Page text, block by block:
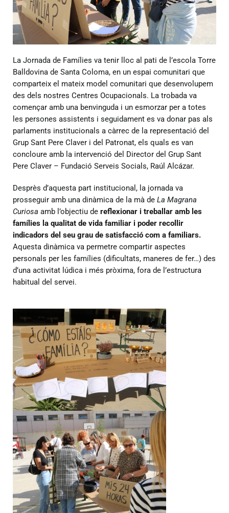
La Jornada de Famílies va tenir lloc al pati de l’escola Torre
Balldovina de Santa Coloma, en un espai comunitari que
comparteix el mateix model comunitari que desenvolupem
des dels nostres Centres Ocupacionals. La trobada va
començar amb una benvinguda i un esmorzar per a totes
les persones assistents i seguidament es va donar pas als
parlaments institucionals a càrrec de la representació del
Grup Sant Pere Claver i del Patronat, els quals es van
concloure amb la intervenció del Director del Grup Sant
Pere Claver – Fundació Serveis Socials, Raúl Alcázar.
Desprès d’aquesta part institucional, la jornada va
prosseguir amb una dinàmica de la mà de La Magrana
Curiosa amb l’objectiu de reflexionar i treballar amb les
famílies la qualitat de vida familiar i poder recollir
indicadors del seu grau de satisfacció com a familiars.
Aquesta dinàmica va permetre compartir aspectes
personals per les famílies (dificultats, maneres de fer…) des
d’una activitat lúdica i més pròxima, fora de l’estructura
habitual del servei.